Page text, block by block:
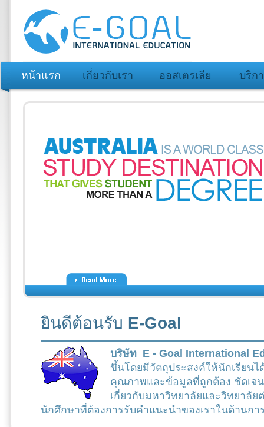
หน้าแรก เกี่ยวกับเรา ออสเตรเลีย บริก
ยินดีต้อนรับ E-Goal
บริษัท E - Goal International
ขึ้นโดยมีวัตถุประสงค์ให้นักเรียน
คุณภาพและข้อมูลที่ถูกต้อง ชัดเจน
เกี่ยวกับมหาวิทยาลัยและวิทยาลัย
นักศึกษาที่ต้องการรับคำแนะนำของเราในด้านก